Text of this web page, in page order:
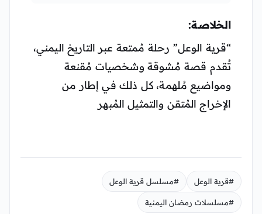
الخلاصة:
“قرية الوعل” رحلة مُمتعة عبر التاريخ اليمني،
تُقدم قصة مُشوقة وشخصيات مُقنعة
ومواضيع مُلهمة، كل ذلك في إطار من
الإخراج المُتقن والتمثيل المُبهر
#قرية الوعل #مسلسل قرية الوعل
#مسلسلات رمضان اليمنية